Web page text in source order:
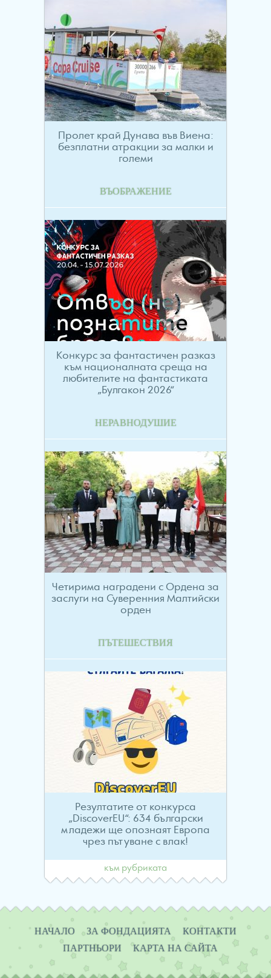
Пролет край Дунава във Виена:
безплатни атракции за малки и
големи
ВЪОБРАЖЕНИЕ
Конкурс за фантастичен разказ
към националната среща на
любителите на фантастиката
„Булгакон 2026“
НЕРАВНОДУШИЕ
Четирима наградени с Ордена за
заслуги на Суверенния Малтийски
орден
ПЪТЕШЕСТВИЯ
Резултатите от конкурса
„DiscoverEU“: 634 български
младежи ще опознаят Европа
чрез пътуване с влак!
към рубриката
Навигация
НАЧАЛО ЗА ФОНДАЦИЯТА
КОНТАКТИ
ПАРТНЬОРИ
КАРТА НА САЙТА